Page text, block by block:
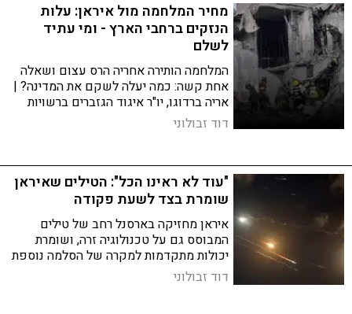
מחיר המלחמה מול איראן: עלות
הנזקים ברחבי הארץ - ומי עתיד
לשלם
המלחמה הותירה אחריה הרס עצום ושאלה
אחת קשה: כמה יעלה לשקם את המדינה? |
אריה ברדוגו, יו"ר איגוד הגזברים ברשויות
המקומיות, מסביר: "הממשלה צריכה לתת לנו
מקדמה, את אפשרות לצוף - בסוף נתחשבן"
דוד זבולוני
"עוד לא ראינו הכל": הטילים שאיראן
שומרת בצד לשעת פקודה
איראן מחזיקה בארסנל רחב של טילים
המבוסס גם על טכנולוגיה זרה, ושומרת
יכולות מתקדמות למקרה של הסלמה נוספת
| מורן אללוף, חוקרת איראן: "מה שלא ראינו,
לא אומר שלא קיים"
דוד זבולוני